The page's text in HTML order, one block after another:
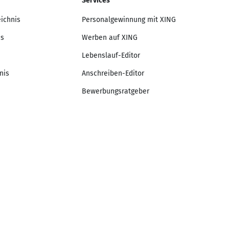
Personalgewinnung mit XING
Werben auf XING
Lebenslauf-Editor
Anschreiben-Editor
Bewerbungsratgeber